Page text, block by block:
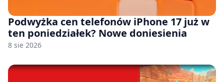
Podwyżka cen telefonów iPhone 17 już w
ten poniedziałek? Nowe doniesienia
8 sie 2026